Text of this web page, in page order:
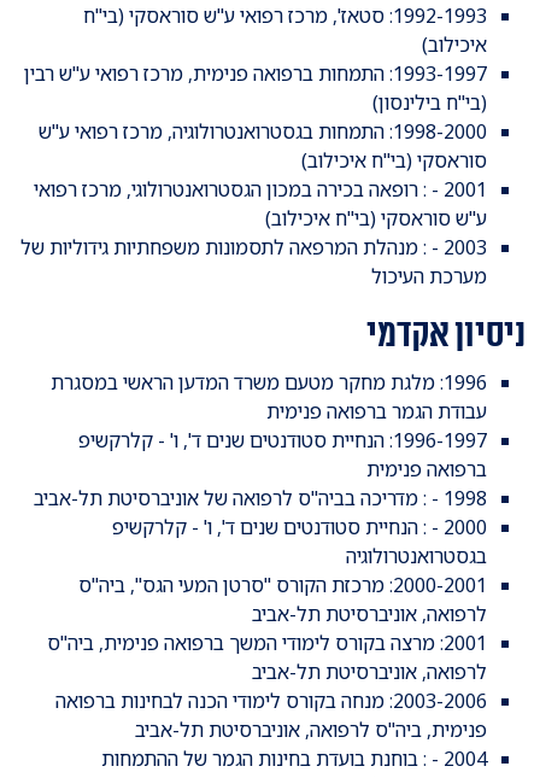
1992-1993: סטאז', מרכז רפואי ע"ש סוראסקי (בי"ח
איכילוב)
1993-1997: התמחות ברפואה פנימית, מרכז רפואי ע"ש רבין
(בי"ח בילינסון)
1998-2000: התמחות בגסטרואנטרולוגיה, מרכז רפואי ע"ש
סוראסקי (בי"ח איכילוב)
2001 - : רופאה בכירה במכון הגסטרואנטרולוגי, מרכז רפואי
ע"ש סוראסקי (בי"ח איכילוב)
2003 - : מנהלת המרפאה לתסמונות משפחתיות גידוליות של
מערכת העיכול
ניסיון אקדמי
1996: מלגת מחקר מטעם משרד המדען הראשי במסגרת
עבודת הגמר ברפואה פנימית
1996-1997: הנחיית סטודנטים שנים ד', ו' - קלרקשיפ
ברפואה פנימית
1998 - : מדריכה בביה"ס לרפואה של אוניברסיטת תל-אביב
2000 - : הנחיית סטודנטים שנים ד', ו' - קלרקשיפ
בגסטרואנטרולוגיה
2000-2001: מרכזת הקורס "סרטן המעי הגס", ביה"ס
לרפואה, אוניברסיטת תל-אביב
2001: מרצה בקורס לימודי המשך ברפואה פנימית, ביה"ס
לרפואה, אוניברסיטת תל-אביב
2003-2006: מנחה בקורס לימודי הכנה לבחינות ברפואה
פנימית, ביה"ס לרפואה, אוניברסיטת תל-אביב
2004 - : בוחנת בועדת בחינות הגמר של ההתמחות